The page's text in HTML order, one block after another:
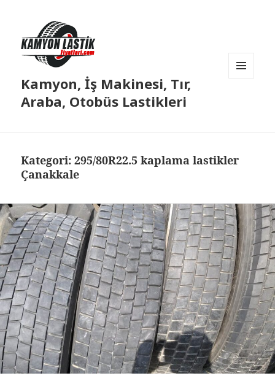
Kamyon, İş Makinesi, Tır,
Araba, Otobüs Lastikleri
Kategori:295/80R22.5 kaplama lastikler
Çanakkale